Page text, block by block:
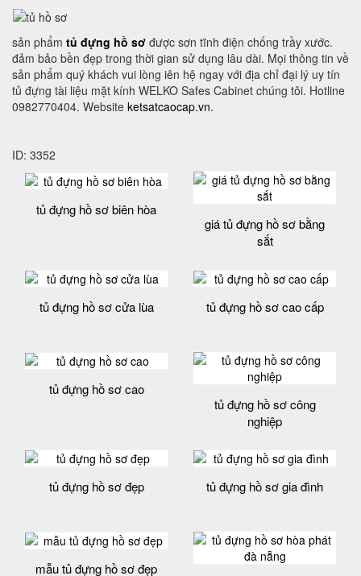
sản phẩm tủ đựng hồ sơ được sơn tĩnh điện chống trầy xước.
đảm bảo bền đẹp trong thời gian sử dụng lâu dài. Mọi thông tin về
sản phẩm quý khách vui lòng iên hệ ngay với địa chỉ đại lý uy tín
tủ đựng tài liệu mặt kính WELKO Safes Cabinet chúng tôi. Hotline
0982770404. Website ketsatcaocap.vn.
ID: 3352
tủ đựng hồ sơ biên hòa
giá tủ đựng hồ sơ bằng
sắt
tủ đựng hồ sơ cửa lùa tủ đựng hồ sơ cao cấp
tủ đựng hồ sơ cao
tủ đựng hồ sơ công
nghiệp
tủ đựng hồ sơ đẹp tủ đựng hồ sơ gia đình
mẫu tủ đựng hồ sơ đẹp